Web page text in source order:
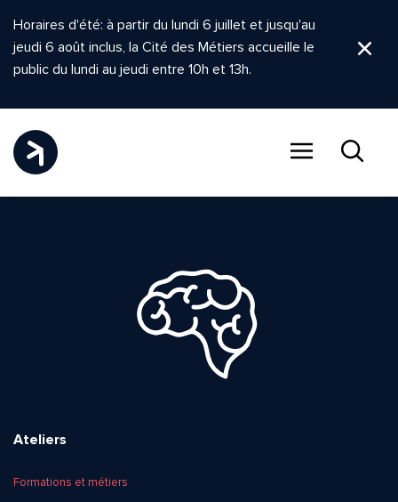
Horaires d'été: à partir du lundi 6 juillet et jusqu'au
jeudi 6 août inclus, la Cité des Métiers accueille le
public du lundi au jeudi entre 10h et 13h.
Ateliers
Formations et métiers